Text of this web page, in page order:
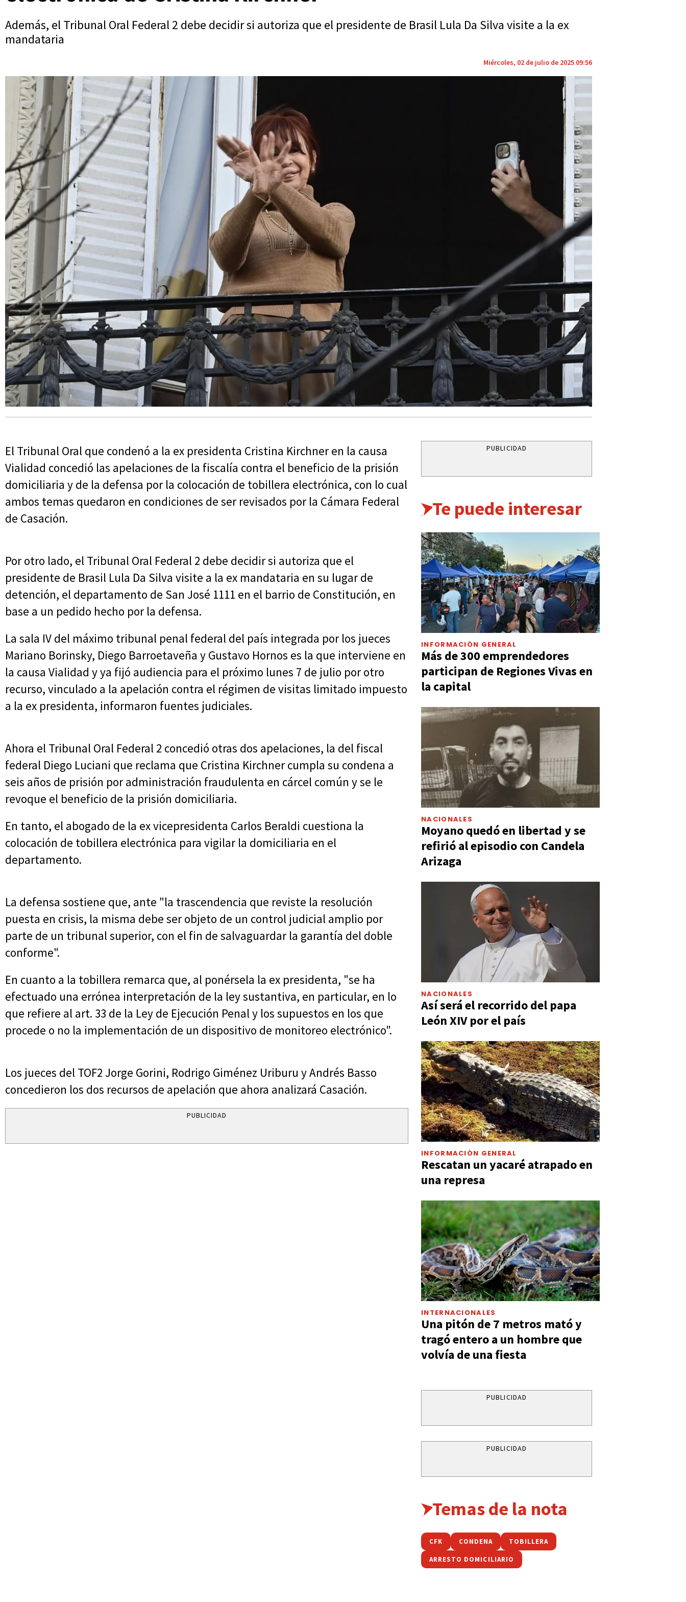
Además, el Tribunal Oral Federal 2 debe decidir si autoriza que el presidente de Brasil Lula Da Silva visite a la ex
mandataria
Miércoles, 02 de julio de 2025 09:56
El Tribunal Oral que condenó a la ex presidenta Cristina Kirchner en la causa
Vialidad concedió las apelaciones de la fiscalía contra el beneficio de la prisión
domiciliaria y de la defensa por la colocación de tobillera electrónica, con lo cual
ambos temas quedaron en condiciones de ser revisados por la Cámara Federal
de Casación.
Por otro lado, el Tribunal Oral Federal 2 debe decidir si autoriza que el
presidente de Brasil Lula Da Silva visite a la ex mandataria en su lugar de
detención, el departamento de San José 1111 en el barrio de Constitución, en
base a un pedido hecho por la defensa.
La sala IV del máximo tribunal penal federal del país integrada por los jueces
Mariano Borinsky, Diego Barroetaveña y Gustavo Hornos es la que interviene en
la causa Vialidad y ya fijó audiencia para el próximo lunes 7 de julio por otro
recurso, vinculado a la apelación contra el régimen de visitas limitado impuesto
a la ex presidenta, informaron fuentes judiciales.
Ahora el Tribunal Oral Federal 2 concedió otras dos apelaciones, la del fiscal
federal Diego Luciani que reclama que Cristina Kirchner cumpla su condena a
seis años de prisión por administración fraudulenta en cárcel común y se le
revoque el beneficio de la prisión domiciliaria.
En tanto, el abogado de la ex vicepresidenta Carlos Beraldi cuestiona la
colocación de tobillera electrónica para vigilar la domiciliaria en el
departamento.
La defensa sostiene que, ante "la trascendencia que reviste la resolución
puesta en crisis, la misma debe ser objeto de un control judicial amplio por
parte de un tribunal superior, con el fin de salvaguardar la garantía del doble
conforme".
En cuanto a la tobillera remarca que, al ponérsela la ex presidenta, "se ha
efectuado una errónea interpretación de la ley sustantiva, en particular, en lo
que refiere al art. 33 de la Ley de Ejecución Penal y los supuestos en los que
procede o no la implementación de un dispositivo de monitoreo electrónico".
Los jueces del TOF2 Jorge Gorini, Rodrigo Giménez Uriburu y Andrés Basso
concedieron los dos recursos de apelación que ahora analizará Casación.
PUBLICIDAD
PUBLICIDAD
Te puede interesar
INFORMACIÓN GENERAL
Más de 300 emprendedores
participan de Regiones Vivas en
la capital
NACIONALES
Moyano quedó en libertad y se
refirió al episodio con Candela
Arizaga
NACIONALES
Así será el recorrido del papa
León XIV por el país
INFORMACIÓN GENERAL
Rescatan un yacaré atrapado en
una represa
INTERNACIONALES
Una pitón de 7 metros mató y
tragó entero a un hombre que
volvía de una fiesta
PUBLICIDAD
PUBLICIDAD
Temas de la nota
CFK CONDENA TOBILLERA
ARRESTO DOMICILIARIO